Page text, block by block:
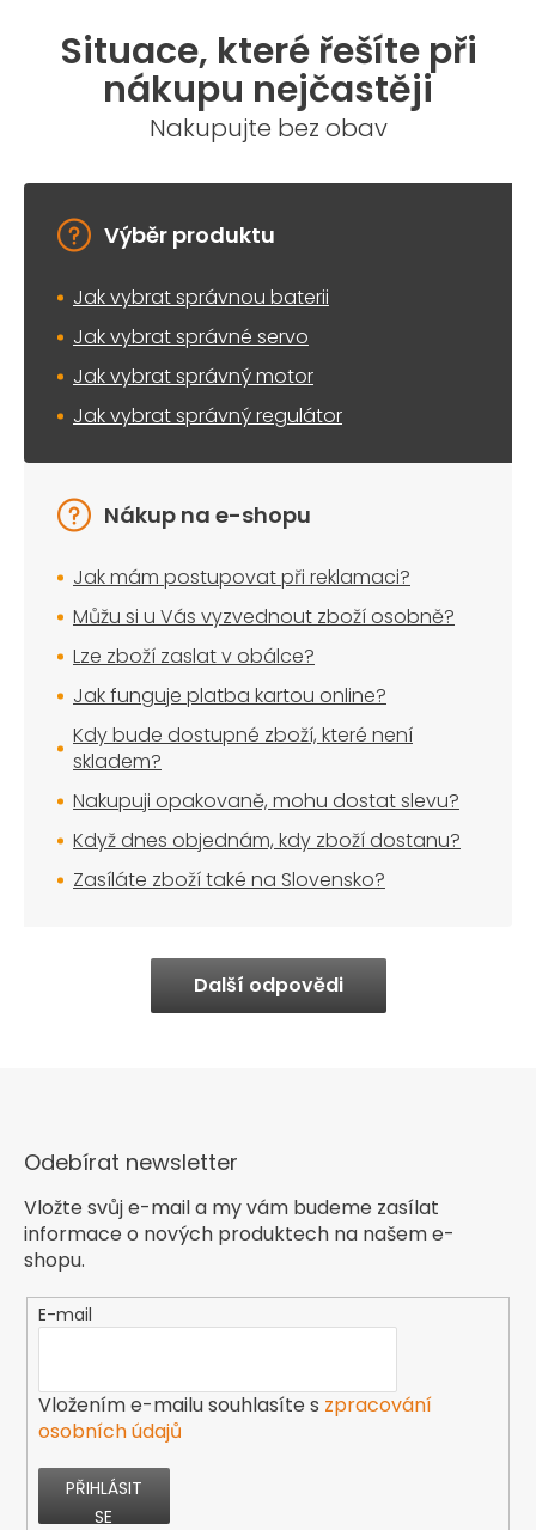
Situace, které řešíte při
nákupu nejčastěji
Nakupujte bez obav
Výběr produktu
Jak vybrat správnou baterii
Jak vybrat správné servo
Jak vybrat správný motor
Jak vybrat správný regulátor
Nákup na e-shopu
Jak mám postupovat při reklamaci?
Můžu si u Vás vyzvednout zboží osobně?
Lze zboží zaslat v obálce?
Jak funguje platba kartou online?
Kdy bude dostupné zboží, které není
skladem?
Nakupuji opakovaně, mohu dostat slevu?
Když dnes objednám, kdy zboží dostanu?
Zasíláte zboží také na Slovensko?
Další odpovědi
Odebírat newsletter
Vložte svůj e-mail a my vám budeme zasílat
informace o nových produktech na našem e-
shopu.
E-mail
Vložením e-mailu souhlasíte s zpracování
osobních údajů
PŘIHLÁSIT
SE